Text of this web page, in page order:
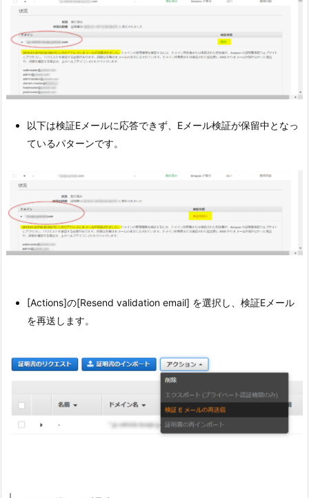
以下は検証Eメールに応答できず、Eメール検証が保留中となっ
ているパターンです。
[Actions]の[Resend validation email] を選択し、検証Eメール
を再送します。